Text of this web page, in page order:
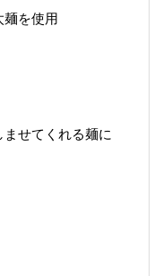
麺を使用
せてくれる麺に